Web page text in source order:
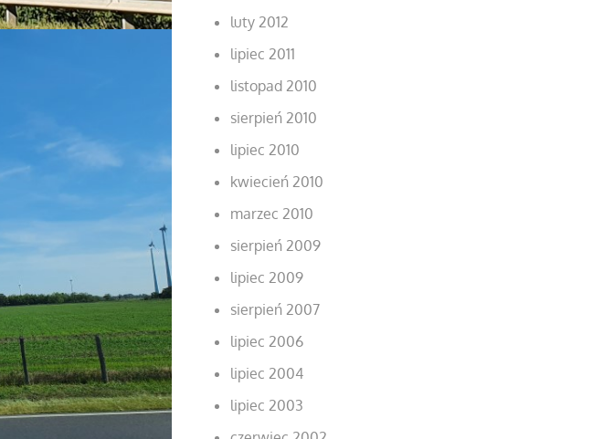
luty 2012
lipiec 2011
listopad 2010
sierpień 2010
lipiec 2010
kwiecień 2010
marzec 2010
sierpień 2009
lipiec 2009
sierpień 2007
lipiec 2006
lipiec 2004
lipiec 2003